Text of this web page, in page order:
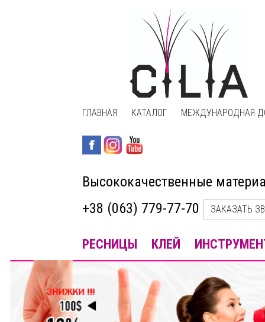
ГЛАВНАЯ КАТАЛОГ МЕЖДУНАРОДНАЯ
Высококачественные
+38 (063) 779-77-70
ЗАКАЗАТЬ
РЕСНИЦЫ КЛЕЙ